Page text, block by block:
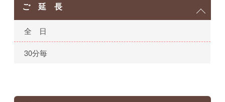
ご 延 長
全 日
30分毎